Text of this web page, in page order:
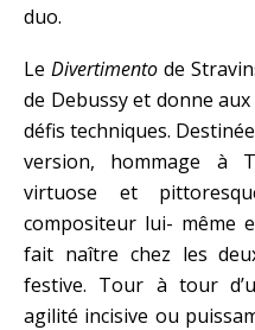
duo.
Le Divertimento de
de Debussy et donne
défis techniques.
version, hommage à
virtuose et
compositeur lui- même
fait naître chez les
festive. Tour à tour
agilité incisive ou